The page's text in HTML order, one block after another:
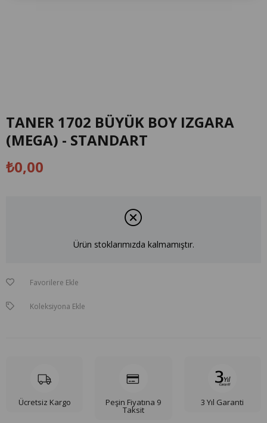
TANER 1702 BÜYÜK BOY IZGARA
(MEGA) - STANDART
₺0,00
Ürün stoklarımızda kalmamıştır.
Favorilere Ekle
Koleksiyona Ekle
Ücretsiz Kargo Peşin Fiyatına 9
Taksit
3 Yıl Garanti